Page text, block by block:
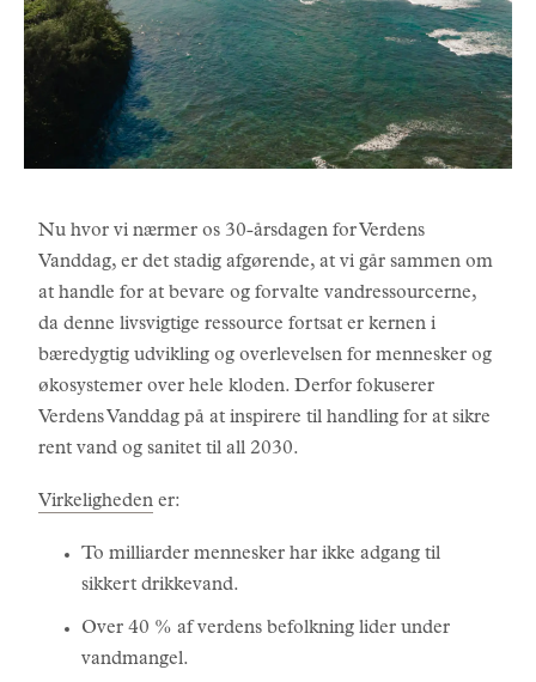
Nu hvor vi nærmer os 30-årsdagen for Verdens
Vanddag, er det stadig afgørende, at vi går sammen om
at handle for at bevare og forvalte vandressourcerne,
da denne livsvigtige ressource fortsat er kernen i
bæredygtig udvikling og overlevelsen for mennesker og
økosystemer over hele kloden. Derfor fokuserer
Verdens Vanddag på at inspirere til handling for at sikre
rent vand og sanitet til all 2030.
Virkeligheden er:
To milliarder mennesker har ikke adgang til
sikkert drikkevand.
Over 40 % af verdens befolkning lider under
vandmangel.